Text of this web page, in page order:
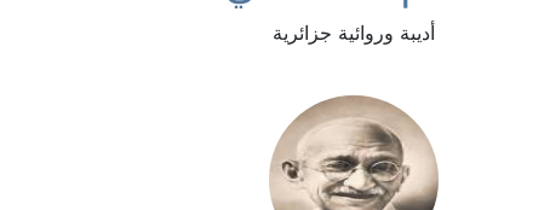
أديبة وروائية جزائرية